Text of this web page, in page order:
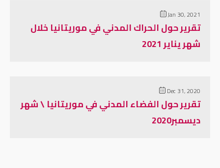
Jan 30, 2021
تقرير حول الحراك المدني في موريتانيا خلال
شهر يناير 2021
Dec 31, 2020
تقرير حول الفضاء المدني في موريتانيا \ شهر
ديسمبر2020